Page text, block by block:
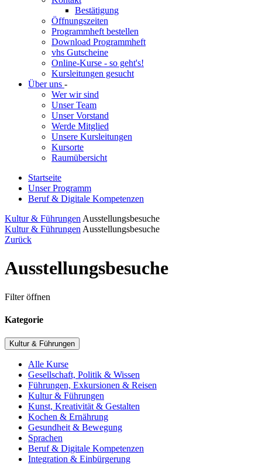
Bestätigung
Öffnungszeiten
Programmheft bestellen
Download Programmheft
vhs Gutscheine
Online-Kurse - so geht's!
Kursleitungen gesucht
Über uns -
Wer wir sind
Unser Team
Unser Vorstand
Werde Mitglied
Unsere Kursleitungen
Kursorte
Raumübersicht
Startseite
Unser Programm
Beruf & Digitale Kompetenzen
Kultur & Führungen Ausstellungsbesuche
Kultur & Führungen Ausstellungsbesuche
Zurück
Ausstellungsbesuche
Filter öffnen
Kategorie
Kultur & Führungen
Alle Kurse
Gesellschaft, Politik & Wissen
Führungen, Exkursionen & Reisen
Kultur & Führungen
Kunst, Kreativität & Gestalten
Kochen & Ernährung
Gesundheit & Bewegung
Sprachen
Beruf & Digitale Kompetenzen
Integration & Einbürgerung